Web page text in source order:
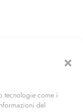
tecnologie come i
del
(MI)